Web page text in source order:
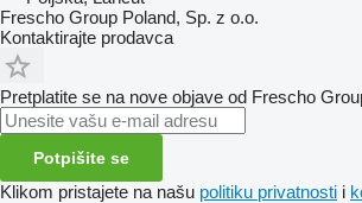
Frescho Group Poland, Sp. z o.o.
Kontaktirajte prodavca
Pretplatite se na nove objave od Frescho
Potpišite se
Klikom pristajete na našu politiku privatnosti i